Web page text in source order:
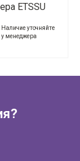
ETSSU
Наличие уточняйте
у менеджера